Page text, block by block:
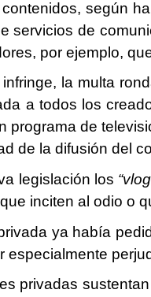
según
servicios de
por ejemplo,
la multa
a todos los
programa de
de la difusión del
legislación los
inciten al odio o
ya había
especialmente
privadas